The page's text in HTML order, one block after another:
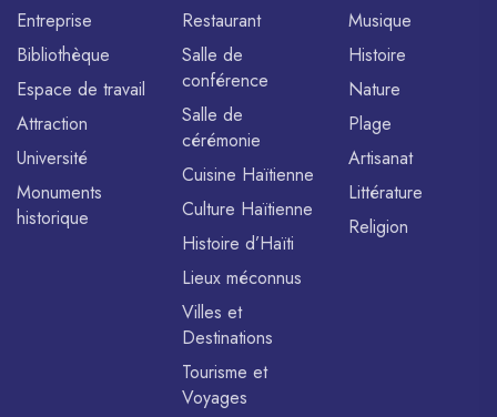
Entreprise
Bibliothèque
Espace de travail
Attraction
Université
Monuments
historique
Restaurant
Salle de
conférence
Salle de
cérémonie
Cuisine Haïtienne
Culture Haïtienne
Histoire d’Haïti
Lieux méconnus
Villes et
Destinations
Tourisme et
Voyages
Musique
Histoire
Nature
Plage
Artisanat
Littérature
Religion